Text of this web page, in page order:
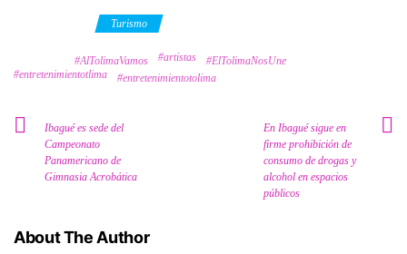
Turismo
#AlTolimaVamos #artistas
#ElTolimaNosUne
#entretenimientotlima
#entretenimientotolima
Ibagué es sede del
Campeonato
Panamericano de
Gimnasia Acrobática
En Ibagué sigue en
firme prohibición de
consumo de drogas y
alcohol en espacios
públicos
About The Author